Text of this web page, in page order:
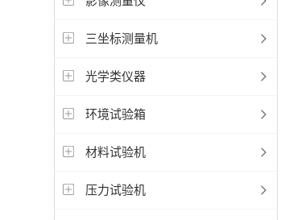
三坐标测量机
光学类仪器
环境试验箱
材料试验机
压力试验机